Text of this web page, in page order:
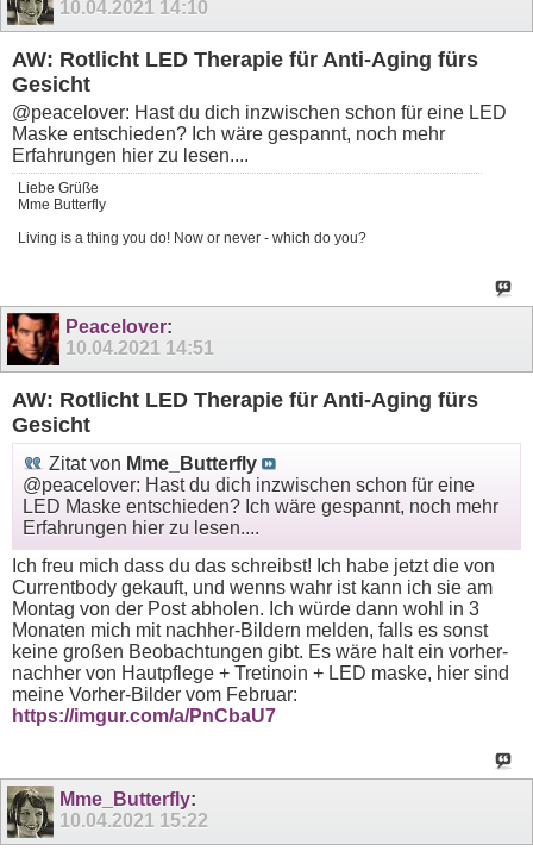
10.04.2021 14:10
AW: Rotlicht LED Therapie für Anti-Aging fürs
Gesicht
@peacelover: Hast du dich inzwischen schon für eine LED
Maske entschieden? Ich wäre gespannt, noch mehr
Erfahrungen hier zu lesen....
Liebe Grüße
Mme Butterfly
Living is a thing you do! Now or never - which do you?
Peacelover:
10.04.2021 14:51
AW: Rotlicht LED Therapie für Anti-Aging fürs
Gesicht
Zitat von Mme_Butterfly
@peacelover: Hast du dich inzwischen schon für eine
LED Maske entschieden? Ich wäre gespannt, noch mehr
Erfahrungen hier zu lesen....
Ich freu mich dass du das schreibst! Ich habe jetzt die von
Currentbody gekauft, und wenns wahr ist kann ich sie am
Montag von der Post abholen. Ich würde dann wohl in 3
Monaten mich mit nachher-Bildern melden, falls es sonst
keine großen Beobachtungen gibt. Es wäre halt ein vorher-
nachher von Hautpflege + Tretinoin + LED maske, hier sind
meine Vorher-Bilder vom Februar:
https://imgur.com/a/PnCbaU7
Mme_Butterfly:
10.04.2021 15:22